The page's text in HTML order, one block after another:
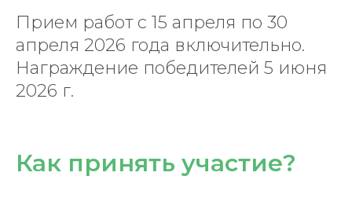
Прием работ с 15 апреля по 30
апреля 2026 года включительно.
Награждение победителей 5 июня
2026 г.
Как принять участие?